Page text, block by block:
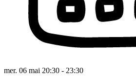
mer. 06 mai 20:30 - 23:30